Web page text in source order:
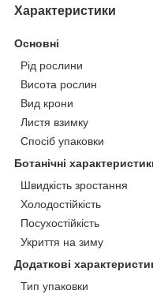
Характеристики
Основні
Рід рослини
Висота рослин
Вид крони
Листя взимку
Спосіб упаковки
Ботанічні
Швидкість зростання
Холодостійкість
Посухостійкість
Укриття на зиму
Додаткові
Тип упаковки